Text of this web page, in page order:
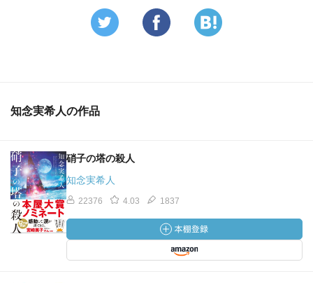
知念実希人の作品
硝子の塔の殺人
知念実希人
22376 4.03 1837